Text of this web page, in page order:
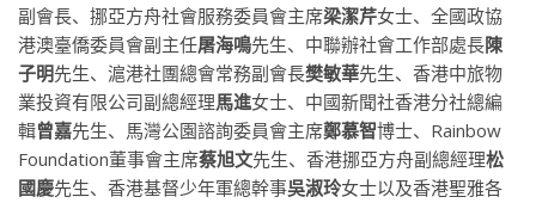
副會長、挪亞方舟社會服務委員會主席梁潔芹女士、全國政協
港澳臺僑委員會副主任屠海鳴先生、中聯辦社會工作部處長陳
子明先生、滬港社團總會常務副會長樊敏華先生、香港中旅物
業投資有限公司副總經理馬進女士、中國新聞社香港分社總編
輯曾嘉先生、馬灣公園諮詢委員會主席鄭慕智博士、Rainbow
Foundation董事會主席蔡旭文先生、香港挪亞方舟副總經理松
國慶先生、香港基督少年軍總幹事吳淑玲女士以及香港聖雅各